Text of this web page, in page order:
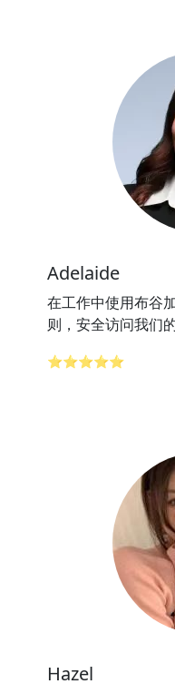
Adelaide
在工作中使用布谷
则，安全访问我们
⭐⭐⭐⭐⭐
Hazel